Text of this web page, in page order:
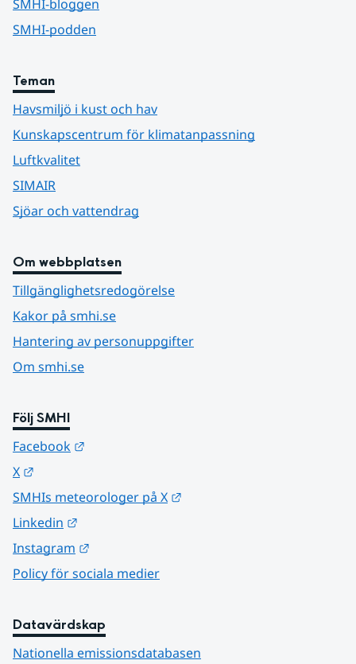
SMHI-bloggen
SMHI-podden
Teman
Havsmiljö i kust och hav
Kunskapscentrum för klimatanpassning
Luftkvalitet
SIMAIR
Sjöar och vattendrag
Om webbplatsen
Tillgänglighetsredogörelse
Kakor på smhi.se
Hantering av personuppgifter
Om smhi.se
Följ SMHI
Facebook
X
SMHIs meteorologer på X
Linkedin
Instagram
Policy för sociala medier
Datavärdskap
Nationella emissionsdatabasen